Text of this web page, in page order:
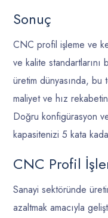
Sonuç
CNC profil işleme ve
ve kalite standartlarını
üretim dünyasında, bu
maliyet ve hız
Doğru konfigürasyon
kapasitenizi 5 kata
CNC Profil
Sanayi sektöründe
azaltmak amacıyla